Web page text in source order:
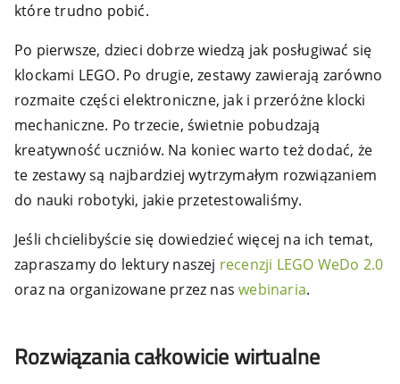
które trudno pobić.
Po pierwsze, dzieci dobrze wiedzą jak posługiwać się
klockami LEGO. Po drugie, zestawy zawierają zarówno
rozmaite części elektroniczne, jak i przeróżne klocki
mechaniczne. Po trzecie, świetnie pobudzają
kreatywność uczniów. Na koniec warto też dodać, że
te zestawy są najbardziej wytrzymałym rozwiązaniem
do nauki robotyki, jakie przetestowaliśmy.
Jeśli chcielibyście się dowiedzieć więcej na ich temat,
zapraszamy do lektury naszej recenzji LEGO WeDo 2.0
oraz na organizowane przez naswebinaria.
Rozwiązania całkowicie wirtualne